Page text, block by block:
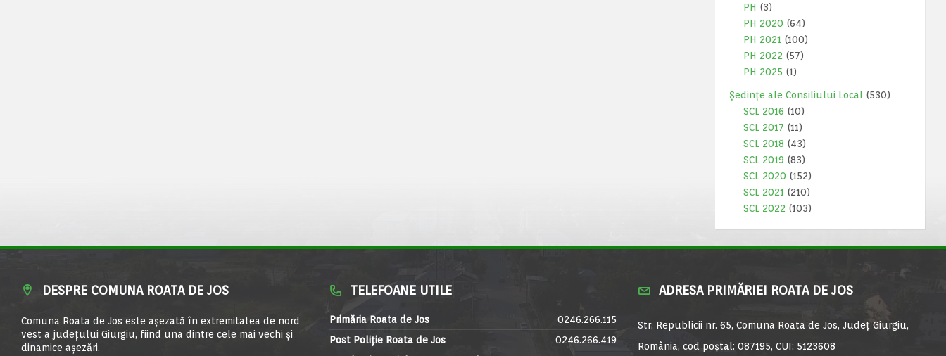
PH (3)
PH 2020 (64)
PH 2021 (100)
PH 2022 (57)
PH 2025 (1)
Ședințe ale Consiliului Local
(530)
SCL 2016 (10)
SCL 2017 (11)
SCL 2018 (43)
SCL 2019 (83)
SCL 2020 (152)
SCL 2021 (210)
SCL 2022 (103)
DESPRE COMUNA ROATA DE JOS
Comuna Roata de Jos este aşezată în extremitatea de nord
vest a judeţului Giurgiu, fiind una dintre cele mai vechi şi
dinamice aşezări.
TELEFOANE UTILE
Primăria Roata de Jos
0246.266.115
Post Poliție Roata de Jos
0246.266.419
ADRESA PRIMĂRIEI ROATA DE JOS
Str. Republicii nr. 65, Comuna Roata de Jos, Județ Giurgiu,
România, cod poștal: 087195, CUI: 5123608